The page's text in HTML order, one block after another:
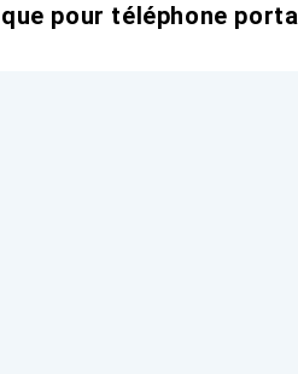
pour téléphone